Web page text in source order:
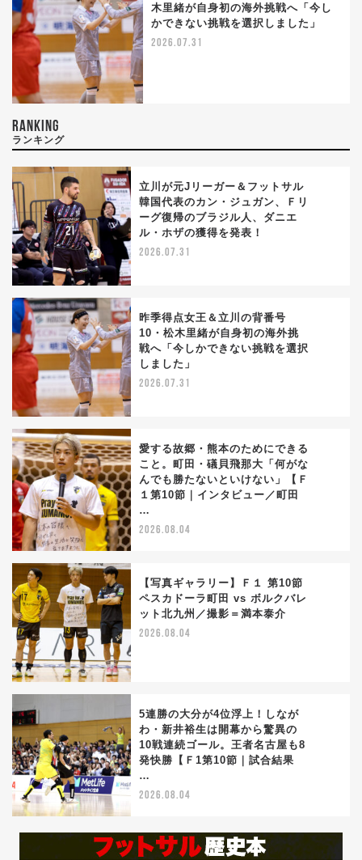
木里緒が自身初の海外挑戦へ「今し
かできない挑戦を選択しました」
2026.07.31
RANKING
ランキング
立川が元Jリーガー＆フットサル
韓国代表のカン・ジュガン、Ｆリ
ーグ復帰のブラジル人、ダニエ
ル・ホザの獲得を発表！
2026.07.31
昨季得点女王＆立川の背番号
10・松木里緒が自身初の海外挑
戦へ「今しかできない挑戦を選択
しました」
2026.07.31
愛する故郷・熊本のためにできる
こと。町田・礒貝飛那大「何がな
んでも勝たないといけない」【Ｆ
１第10節｜インタビュー／町田
…
2026.08.04
【写真ギャラリー】Ｆ１ 第10節
ペスカドーラ町田 vs ボルクバレ
ット北九州／撮影＝満本泰介
2026.08.04
5連勝の大分が4位浮上！しなが
わ・新井裕生は開幕から驚異の
10戦連続ゴール。王者名古屋も8
発快勝【Ｆ1第10節｜試合結果
…
2026.08.04